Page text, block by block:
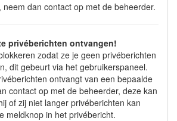
neem dan contact op met de beheerder.
privéberichten ontvangen!
zodat ze je geen privéberichten
dit gebeurt via het gebruikerspaneel.
ontvangt van een bepaalde
contact op met de beheerder, deze kan
of zij niet langer privéberichten kan
meldknop in het privébericht.